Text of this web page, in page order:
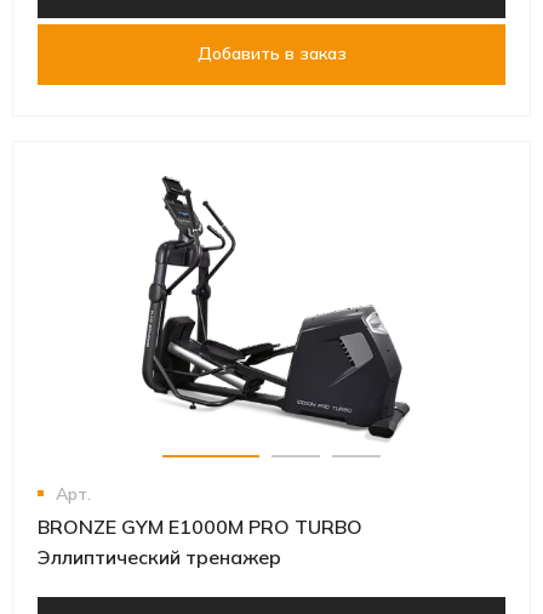
Добавить в заказ
Арт.
BRONZE GYM E1000M PRO TURBO
Эллиптический тренажер